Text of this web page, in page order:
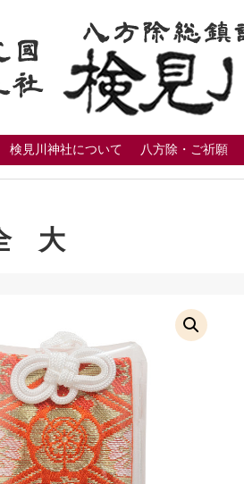
検見川神社について 八方除・ご祈願
大